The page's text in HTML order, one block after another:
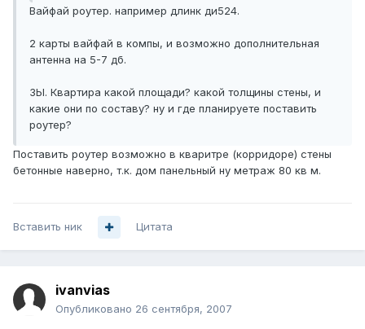
Вайфай роутер. например длинк ди524.
2 карты вайфай в компы, и возможно дополнительная
антенна на 5-7 дб.
ЗЫ. Квартира какой площади? какой толщины стены, и
какие они по составу? ну и где планируете поставить
роутер?
Поставить роутер возможно в кваритре (корридоре) стены
бетонные наверно, т.к. дом панельный ну метраж 80 кв м.
Вставить ник Цитата
ivanvias
Опубликовано 26 сентября, 2007